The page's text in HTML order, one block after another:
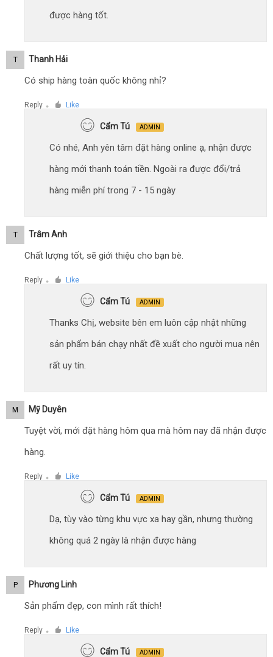
được hàng tốt.
T Thanh Hải
Có ship hàng toàn quốc không nhỉ?
Reply ● Like
Cẩm Tú ADMIN
Có nhé, Anh yên tâm đặt hàng online ạ, nhận được
hàng mới thanh toán tiền. Ngoài ra được đổi/trả
hàng miễn phí trong 7 - 15 ngày
T Trâm Anh
Chất lượng tốt, sẽ giới thiệu cho bạn bè.
Reply ● Like
Cẩm Tú ADMIN
Thanks Chị, website bên em luôn cập nhật những
sản phẩm bán chạy nhất đề xuất cho người mua nên
rất uy tín.
M Mỹ Duyên
Tuyệt vời, mới đặt hàng hôm qua mà hôm nay đã nhận được
hàng.
Reply ● Like
Cẩm Tú ADMIN
Dạ, tùy vào từng khu vực xa hay gần, nhưng thường
không quá 2 ngày là nhận được hàng
P Phương Linh
Sản phẩm đẹp, con mình rất thích!
Reply ● Like
Cẩm Tú ADMIN